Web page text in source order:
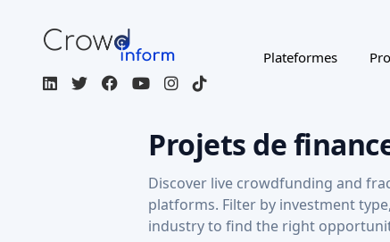
Plateformes
Projets de
Discover live crowdfunding and
platforms. Filter by investment
industry to find the right